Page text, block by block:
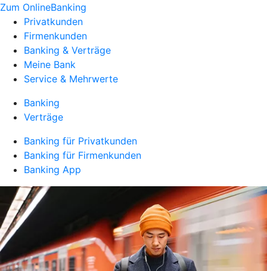
Zum OnlineBanking
Privatkunden
Firmenkunden
Banking & Verträge
Meine Bank
Service & Mehrwerte
Banking
Verträge
Banking für Privatkunden
Banking für Firmenkunden
Banking App